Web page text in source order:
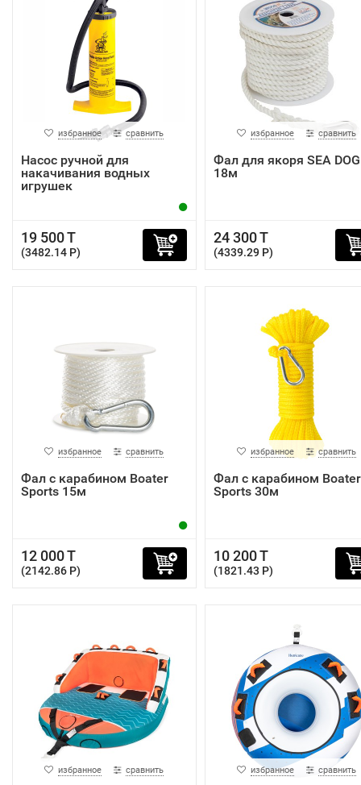
избранное сравнить
Насос ручной для
накачивания водных
игрушек
19 500 T
(3482.14 P)
избранное сравнить
Фал для якоря SEA DOG
18м
24 300 T
(4339.29 P)
избранное сравнить
Фал с карабином Boater
Sports 15м
12 000 T
(2142.86 P)
избранное сравнить
Фал с карабином Boater
Sports 30м
10 200 T
(1821.43 P)
избранное сравнить избранное сравнить